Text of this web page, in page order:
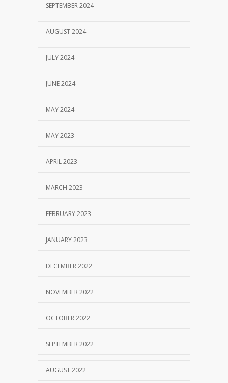
SEPTEMBER 2024
AUGUST 2024
JULY 2024
JUNE 2024
MAY 2024
MAY 2023
APRIL 2023
MARCH 2023
FEBRUARY 2023
JANUARY 2023
DECEMBER 2022
NOVEMBER 2022
OCTOBER 2022
SEPTEMBER 2022
AUGUST 2022